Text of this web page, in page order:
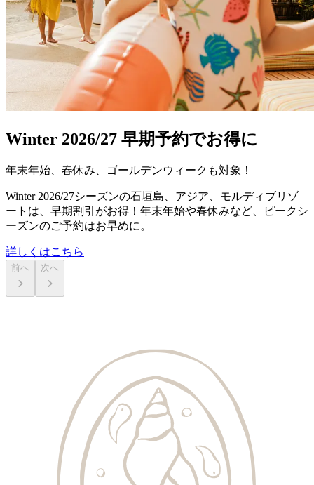
Winter 2026/27 早期予約でお得に
年末年始、春休み、ゴールデンウィークも対象！
Winter 2026/27シーズンの石垣島、アジア、モルディブリゾ
ートは、早期割引がお得！年末年始や春休みなど、ピークシ
ーズンのご予約はお早めに。
詳しくはこちら
前へ 次へ